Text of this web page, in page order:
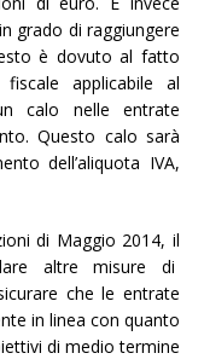
grado di raggiungere
è dovuto al fatto
applicabile al
calo nelle entrate
Questo calo sarà
dell’aliquota IVA,
di Maggio 2014, il
altre misure di
che le entrate
in linea con quanto
di medio termine